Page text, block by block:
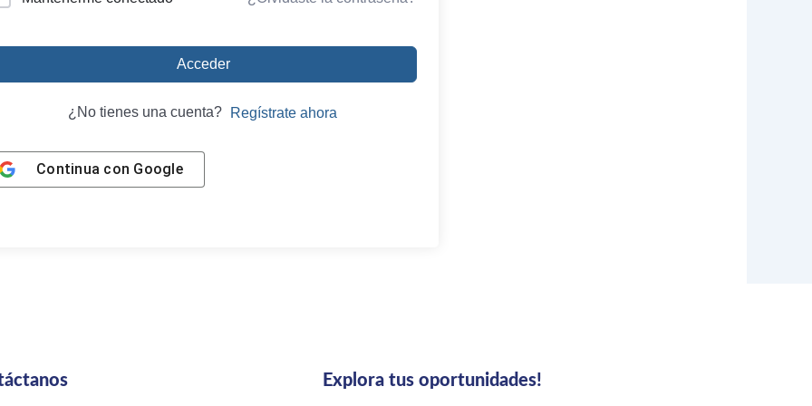
Acceder
¿No tienes una cuenta? Regístrate ahora
Continua con Google
Explora tus oportunidades!